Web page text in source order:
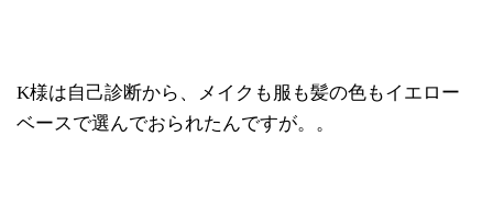
K様は自己診断から、メイクも服も髪の色もイエロー
ベースで選んでおられたんですが。。